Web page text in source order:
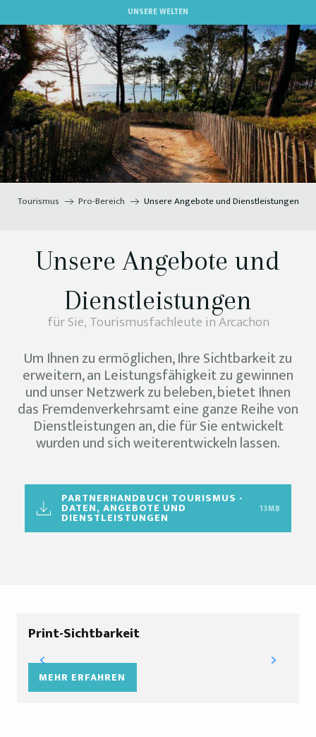
au
contenu
principal
UNSERE WELTEN
Tourismus Pro-Bereich Unsere Angebote und Dienstleistungen
Unsere Angebote und
Dienstleistungen
für Sie, Tourismusfachleute in Arcachon
Um Ihnen zu ermöglichen, Ihre Sichtbarkeit zu
erweitern, an Leistungsfähigkeit zu gewinnen
und unser Netzwerk zu beleben, bietet Ihnen
das Fremdenverkehrsamt eine ganze Reihe von
Dienstleistungen an, die für Sie entwickelt
wurden und sich weiterentwickeln lassen.
PARTNERHANDBUCH TOURISMUS -
DATEN, ANGEBOTE UND
DIENSTLEISTUNGEN
13MB
Print-Sichtbarkeit
MEHR ERFAHREN